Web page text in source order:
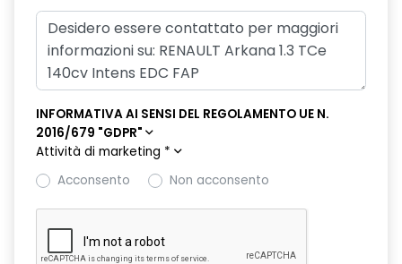
INFORMATIVA AI SENSI DEL REGOLAMENTO UE N.
2016/679 "GDPR"
Attività di marketing *
Acconsento
Non acconsento